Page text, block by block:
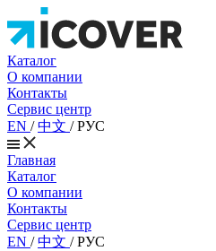
Каталог
О компании
Контакты
Сервис центр
EN /中文 /РУС
Главная
Каталог
О компании
Контакты
Сервис центр
EN /中文 /РУС